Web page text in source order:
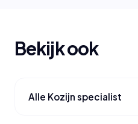
Bekijk ook
Alle Kozijn specialist